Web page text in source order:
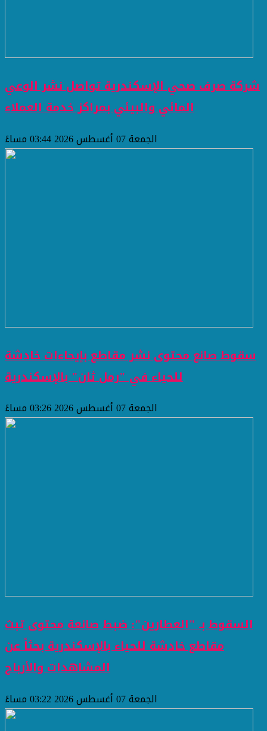
شركة صرف صحي الإسكندرية تواصل نشر الوعي
المائي والبيئي بمراكز خدمة العملاء
الجمعة 07 أغسطس 2026 03:44 مساءً
سقوط صانع محتوى نشر مقاطع بإيحاءات خادشة
للحياء في "رمل ثان" بالإسكندرية
الجمعة 07 أغسطس 2026 03:26 مساءً
السقوط بـ "العطارين": ضبط صانعة محتوى تبث
مقاطع خادشة للحياء بالإسكندرية بحثاً عن
المشاهدات والأرباح
الجمعة 07 أغسطس 2026 03:22 مساءً